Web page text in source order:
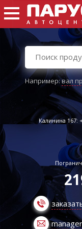
Например:вал
Калинина 167: